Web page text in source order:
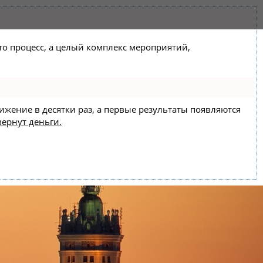
процесс, а целый комплекс мероприятий,
в десятки раз, а первые результаты появляются
деньги.